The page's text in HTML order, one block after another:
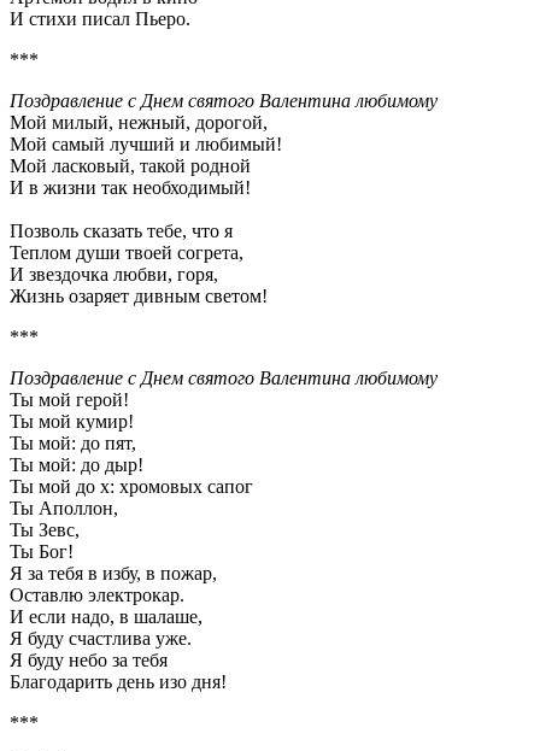
И стихи писал Пьеpо.
***
Поздравление с Днем святого Валентина любимому
Мой милый, нежный, дорогой,
Мой самый лучший и любимый!
Мой ласковый, такой родной
И в жизни так необходимый!
Позволь сказать тебе, что я
Теплом души твоей согрета,
И звездочка любви, горя,
Жизнь озаряет дивным светом!
***
Поздравление с Днем святого Валентина любимому
Ты мой герой!
Ты мой кумир!
Ты мой: до пят,
Ты мой: до дыр!
Ты мой до х: хромовых сапог
Ты Аполлон,
Ты Зевс,
Ты Бог!
Я за тебя в избу, в пожар,
Оставлю электрокар.
И если надо, в шалаше,
Я буду счастлива уже.
Я буду небо за тебя
Благодарить день изо дня!
***